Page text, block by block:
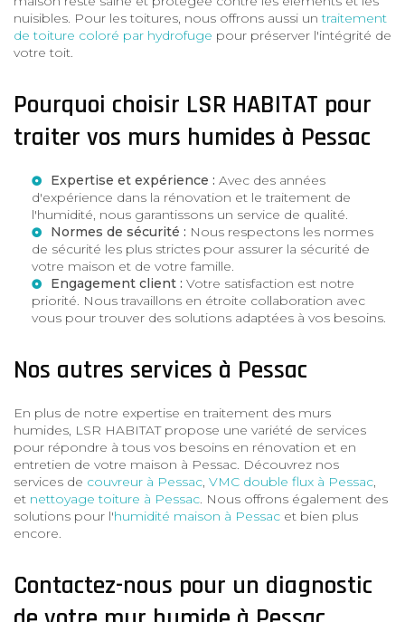
nuisibles. Pour les toitures, nous offrons aussi untraitement
de toiture coloré par hydrofuge pour préserver l'intégrité de
votre toit.
Pourquoi choisir LSR HABITAT pour
traiter vos murs humides à Pessac
Expertise et expérience : Avec des années
d'expérience dans la rénovation et le traitement de
l'humidité, nous garantissons un service de qualité.
Normes de sécurité : Nous respectons les normes
de sécurité les plus strictes pour assurer la sécurité de
votre maison et de votre famille.
Engagement client : Votre satisfaction est notre
priorité. Nous travaillons en étroite collaboration avec
vous pour trouver des solutions adaptées à vos besoins.
Nos autres services à Pessac
En plus de notre expertise en traitement des murs
humides, LSR HABITAT propose une variété de services
pour répondre à tous vos besoins en rénovation et en
entretien de votre maison à Pessac. Découvrez nos
services de couvreur à Pessac, VMC double flux à Pessac,
et nettoyage toiture à Pessac. Nous offrons également des
solutions pour l'humidité maison à Pessac et bien plus
encore.
Contactez-nous pour un diagnostic